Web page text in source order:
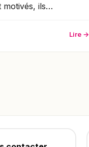
motivés, ils…
Lire →